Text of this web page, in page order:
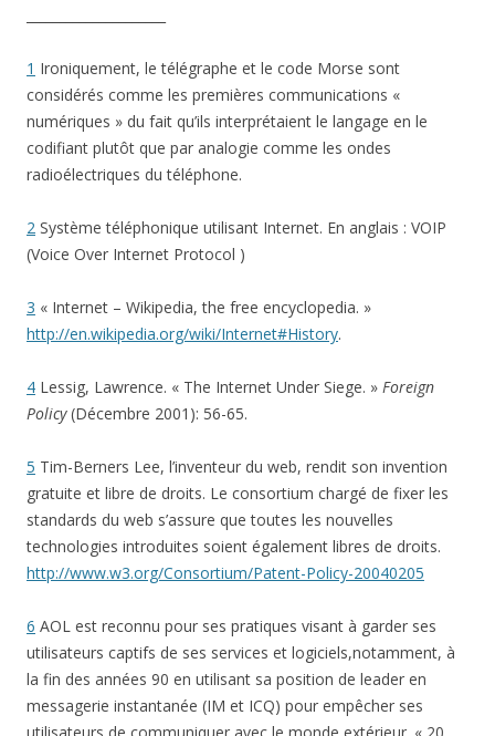
1 Ironiquement, le télégraphe et le code Morse sont
considérés comme les premières communications «
numériques » du fait qu’ils interprétaient le langage en le
codifiant plutôt que par analogie comme les ondes
radioélectriques du téléphone.
2 Système téléphonique utilisant Internet. En anglais : VOIP
(Voice Over Internet Protocol )
3 « Internet – Wikipedia, the free encyclopedia. »
http://en.wikipedia.org/wiki/Internet#History.
4 Lessig, Lawrence. « The Internet Under Siege. » Foreign
Policy(Décembre 2001): 56-65.
5 Tim-Berners Lee, l’inventeur du web, rendit son invention
gratuite et libre de droits. Le consortium chargé de fixer les
standards du web s’assure que toutes les nouvelles
technologies introduites soient également libres de droits.
http://www.w3.org/Consortium/Patent-Policy-20040205
6 AOL est reconnu pour ses pratiques visant à garder ses
utilisateurs captifs de ses services et logiciels,notamment, à
la fin des années 90 en utilisant sa position de leader en
messagerie instantanée (IM et ICQ) pour empêcher ses